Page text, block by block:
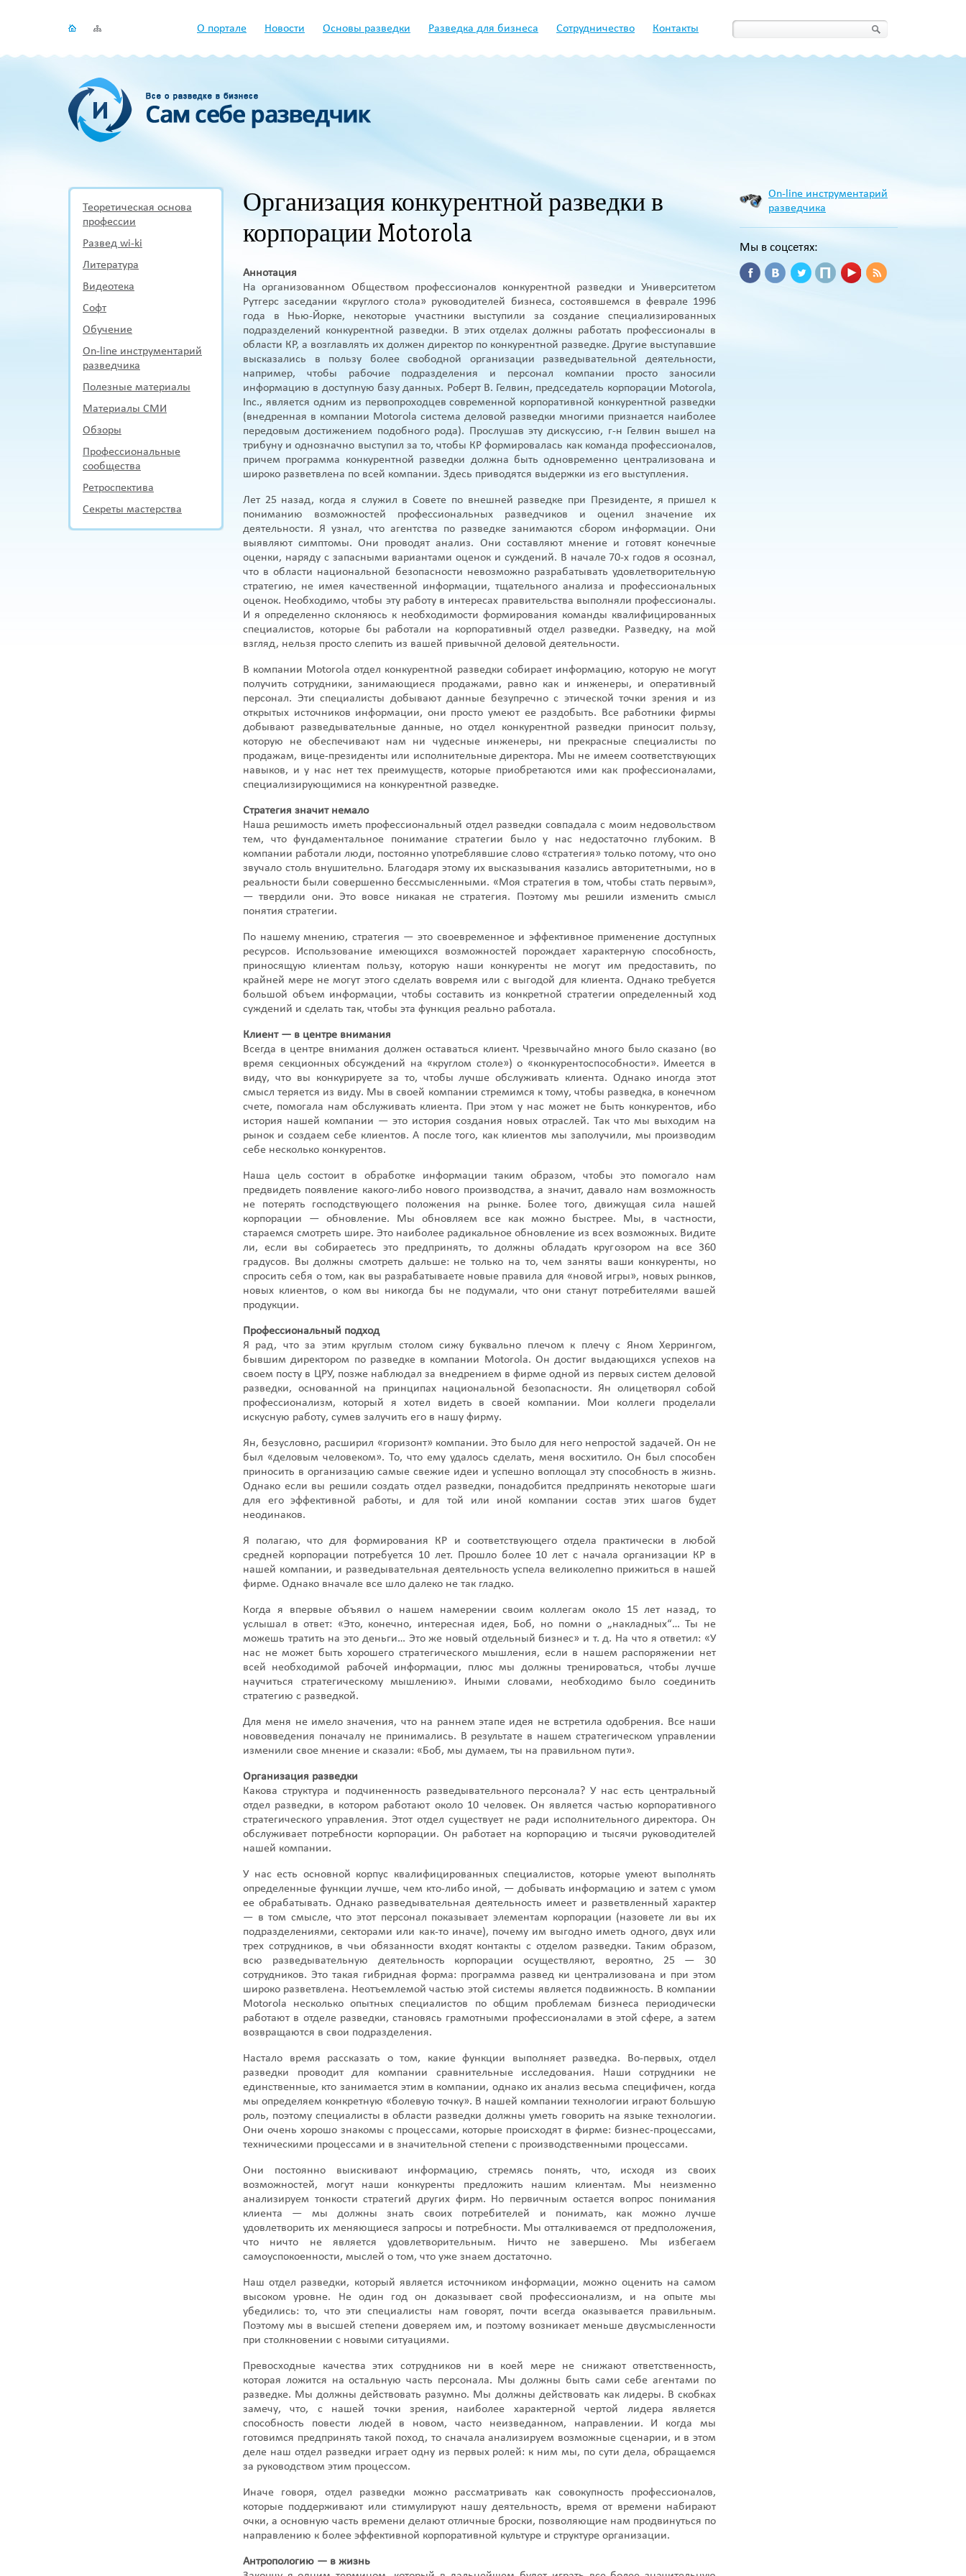
О портале Новости Основы разведки Разведка для бизнеса Сотрудничество Контакты
Теоретическая основа
профессии
Развед wi-ki
Литература
Видеотека
Софт
Обучение
On-line инструментарий
разведчика
Полезные материалы
Материалы СМИ
Обзоры
Профессиональные
сообщества
Ретроспектива
Секреты мастерства
Организация конкурентной разведки в
корпорации Motorola
Аннотация
На организованном Обществом профессионалов конкурентной разведки и Университетом
Рутгерс заседании «круглого стола» руководителей бизнеса, состоявшемся в феврале 1996
года в Нью-Йорке, некоторые участники выступили за создание специализированных
подразделений конкурентной разведки. В этих отделах должны работать профессионалы в
области КР, а возглавлять их должен директор по конкурентной разведке. Другие выступавшие
высказались в пользу более свободной организации разведывательной деятельности,
например, чтобы рабочие подразделения и персонал компании просто заносили
информацию в доступную базу данных. Роберт В. Гелвин, председатель корпорации Motorola,
Inc., является одним из первопроходцев современной корпоративной конкурентной разведки
(внедренная в компании Motorola система деловой разведки многими признается наиболее
передовым достижением подобного рода). Прослушав эту дискуссию, г-н Гелвин вышел на
трибуну и однозначно выступил за то, чтобы КР формировалась как команда профессионалов,
причем программа конкурентной разведки должна быть одновременно централизована и
широко разветвлена по всей компании. Здесь приводятся выдержки из его выступления.
Лет 25 назад, когда я служил в Совете по внешней разведке при Президенте, я пришел к
пониманию возможностей профессиональных разведчиков и оценил значение их
деятельности. Я узнал, что агентства по разведке занимаются сбором информации. Они
выявляют симптомы. Они проводят анализ. Они составляют мнение и готовят конечные
оценки, наряду с запасными вариантами оценок и суждений. В начале 70-х годов я осознал,
что в области национальной безопасности невозможно разрабатывать удовлетворительную
стратегию, не имея качественной информации, тщательного анализа и профессиональных
оценок. Необходимо, чтобы эту работу в интересах правительства выполняли профессионалы.
И я определенно склоняюсь к необходимости формирования команды квалифицированных
специалистов, которые бы работали на корпоративный отдел разведки. Разведку, на мой
взгляд, нельзя просто слепить из вашей привычной деловой деятельности.
В компании Motorola отдел конкурентной разведки собирает информацию, которую не могут
получить сотрудники, занимающиеся продажами, равно как и инженеры, и оперативный
персонал. Эти специалисты добывают данные безупречно с этической точки зрения и из
открытых источников информации, они просто умеют ее раздобыть. Все работники фирмы
добывают разведывательные данные, но отдел конкурентной разведки приносит пользу,
которую не обеспечивают нам ни чудесные инженеры, ни прекрасные специалисты по
продажам, вице-президенты или исполнительные директора. Мы не имеем соответствующих
навыков, и у нас нет тех преимуществ, которые приобретаются ими как профессионалами,
специализирующимися на конкурентной разведке.
Стратегия значит немало
Наша решимость иметь профессиональный отдел разведки совпадала с моим недовольством
тем, что фундаментальное понимание стратегии было у нас недостаточно глубоким. В
компании работали люди, постоянно употреблявшие слово «стратегия» только потому, что оно
звучало столь внушительно. Благодаря этому их высказывания казались авторитетными, но в
реальности были совершенно бессмысленными. «Моя стратегия в том, чтобы стать первым»,
— твердили они. Это вовсе никакая не стратегия. Поэтому мы решили изменить смысл
понятия стратегии.
По нашему мнению, стратегия — это своевременное и эффективное применение доступных
ресурсов. Использование имеющихся возможностей порождает характерную способность,
приносящую клиентам пользу, которую наши конкуренты не могут им предоставить, по
крайней мере не могут этого сделать вовремя или с выгодой для клиента. Однако требуется
большой объем информации, чтобы составить из конкретной стратегии определенный ход
суждений и сделать так, чтобы эта функция реально работала.
Клиент — в центре внимания
Всегда в центре внимания должен оставаться клиент. Чрезвычайно много было сказано (во
время секционных обсуждений на «круглом столе») о «конкурентоспособности». Имеется в
виду, что вы конкурируете за то, чтобы лучше обслуживать клиента. Однако иногда этот
смысл теряется из виду. Мы в своей компании стремимся к тому, чтобы разведка, в конечном
счете, помогала нам обслуживать клиента. При этом у нас может не быть конкурентов, ибо
история нашей компании — это история создания новых отраслей. Так что мы выходим на
рынок и создаем себе клиентов. А после того, как клиентов мы заполучили, мы производим
себе несколько конкурентов.
Наша цель состоит в обработке информации таким образом, чтобы это помогало нам
предвидеть появление какого-либо нового производства, а значит, давало нам возможность
не потерять господствующего положения на рынке. Более того, движущая сила нашей
корпорации — обновление. Мы обновляем все как можно быстрее. Мы, в частности,
стараемся смотреть шире. Это наиболее радикальное обновление из всех возможных. Видите
ли, если вы собираетесь это предпринять, то должны обладать кругозором на все 360
градусов. Вы должны смотреть дальше: не только на то, чем заняты ваши конкуренты, но
спросить себя о том, как вы разрабатываете новые правила для «новой игры», новых рынков,
новых клиентов, о ком вы никогда бы не подумали, что они станут потребителями вашей
продукции.
Профессиональный подход
Я рад, что за этим круглым столом сижу буквально плечом к плечу с Яном Херрингом,
бывшим директором по разведке в компании Motorola. Он достиг выдающихся успехов на
своем посту в ЦРУ, позже наблюдал за внедрением в фирме одной из первых систем деловой
разведки, основанной на принципах национальной безопасности. Ян олицетворял собой
профессионализм, который я хотел видеть в своей компании. Мои коллеги проделали
искусную работу, сумев залучить его в нашу фирму.
Ян, безусловно, расширил «горизонт» компании. Это было для него непростой задачей. Он не
был «деловым человеком». То, что ему удалось сделать, меня восхитило. Он был способен
приносить в организацию самые свежие идеи и успешно воплощал эту способность в жизнь.
Однако если вы решили создать отдел разведки, понадобится предпринять некоторые шаги
для его эффективной работы, и для той или иной компании состав этих шагов будет
неодинаков.
Я полагаю, что для формирования КР и соответствующего отдела практически в любой
средней корпорации потребуется 10 лет. Прошло более 10 лет с начала организации КР в
нашей компании, и разведывательная деятельность успела великолепно прижиться в нашей
фирме. Однако вначале все шло далеко не так гладко.
Когда я впервые объявил о нашем намерении своим коллегам около 15 лет назад, то
услышал в ответ: «Это, конечно, интересная идея, Боб, но помни о „накладных“… Ты не
можешь тратить на это деньги… Это же новый отдельный бизнес» и т. д. На что я ответил: «У
нас не может быть хорошего стратегического мышления, если в нашем распоряжении нет
всей необходимой рабочей информации, плюс мы должны тренироваться, чтобы лучше
научиться стратегическому мышлению». Иными словами, необходимо было соединить
стратегию с разведкой.
Для меня не имело значения, что на раннем этапе идея не встретила одобрения. Все наши
нововведения поначалу не принимались. В результате в нашем стратегическом управлении
изменили свое мнение и сказали: «Боб, мы думаем, ты на правильном пути».
Организация разведки
Какова структура и подчиненность разведывательного персонала? У нас есть центральный
отдел разведки, в котором работают около 10 человек. Он является частью корпоративного
стратегического управления. Этот отдел существует не ради исполнительного директора. Он
обслуживает потребности корпорации. Он работает на корпорацию и тысячи руководителей
нашей компании.
У нас есть основной корпус квалифицированных специалистов, которые умеют выполнять
определенные функции лучше, чем кто-либо иной, — добывать информацию и затем с умом
ее обрабатывать. Однако разведывательная деятельность имеет и разветвленный характер
— в том смысле, что этот персонал показывает элементам корпорации (назовете ли вы их
подразделениями, секторами или как-то иначе), почему им выгодно иметь одного, двух или
трех сотрудников, в чьи обязанности входят контакты с отделом разведки. Таким образом,
всю разведывательную деятельность корпорации осуществляют, вероятно, 25 — 30
сотрудников. Это такая гибридная форма: программа развед ки централизована и при этом
широко разветвлена. Неотъемлемой частью этой системы является подвижность. В компании
Motorola несколько опытных специалистов по общим проблемам бизнеса периодически
работают в отделе разведки, становясь грамотными профессионалами в этой сфере, а затем
возвращаются в свои подразделения.
Настало время рассказать о том, какие функции выполняет разведка. Во-первых, отдел
разведки проводит для компании сравнительные исследования. Наши сотрудники не
единственные, кто занимается этим в компании, однако их анализ весьма специфичен, когда
мы определяем конкретную «болевую точку». В нашей компании технологии играют большую
роль, поэтому специалисты в области разведки должны уметь говорить на языке технологии.
Они очень хорошо знакомы с процессами, которые происходят в фирме: бизнес-процессами,
техническими процессами и в значительной степени с производственными процессами.
Они постоянно выискивают информацию, стремясь понять, что, исходя из своих
возможностей, могут наши конкуренты предложить нашим клиентам. Мы неизменно
анализируем тонкости стратегий других фирм. Но первичным остается вопрос понимания
клиента — мы должны знать своих потребителей и понимать, как можно лучше
удовлетворить их меняющиеся запросы и потребности. Мы отталкиваемся от предположения,
что ничто не является удовлетворительным. Ничто не завершено. Мы избегаем
самоуспокоенности, мыслей о том, что уже знаем достаточно.
Наш отдел разведки, который является источником информации, можно оценить на самом
высоком уровне. Не один год он доказывает свой профессионализм, и на опыте мы
убедились: то, что эти специалисты нам говорят, почти всегда оказывается правильным.
Поэтому мы в высшей степени доверяем им, и поэтому возникает меньше двусмысленности
при столкновении с новыми ситуациями.
Превосходные качества этих сотрудников ни в коей мере не снижают ответственность,
которая ложится на остальную часть персонала. Мы должны быть сами себе агентами по
разведке. Мы должны действовать разумно. Мы должны действовать как лидеры. В скобках
замечу, что, с нашей точки зрения, наиболее характерной чертой лидера является
способность повести людей в новом, часто неизведанном, направлении. И когда мы
готовимся предпринять такой поход, то сначала анализируем возможные сценарии, и в этом
деле наш отдел разведки играет одну из первых ролей: к ним мы, по сути дела, обращаемся
за руководством этим процессом.
Иначе говоря, отдел разведки можно рассматривать как совокупность профессионалов,
которые поддерживают или стимулируют нашу деятельность, время от времени набирают
очки, а основную часть времени делают отличные броски, позволяющие нам продвинуться по
направлению к более эффективной корпоративной культуре и структуре организации.
Антропологию — в жизнь
On-line инструментарий
разведчика
Мы в соцсетях: